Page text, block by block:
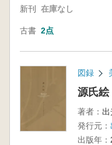
新刊 在庫なし
古書 2点
図録
源氏絵
著者：
発行元：
出版年：